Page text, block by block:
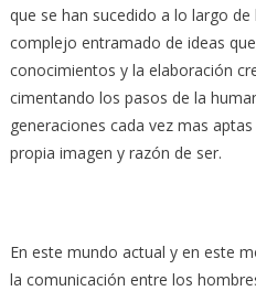
que se han sucedido a lo largo
complejo entramado de ideas
conocimientos y la elaboración
cimentando los pasos de la
generaciones cada vez mas
propia imagen y razón de ser.
En este mundo actual y en este
la comunicación entre los